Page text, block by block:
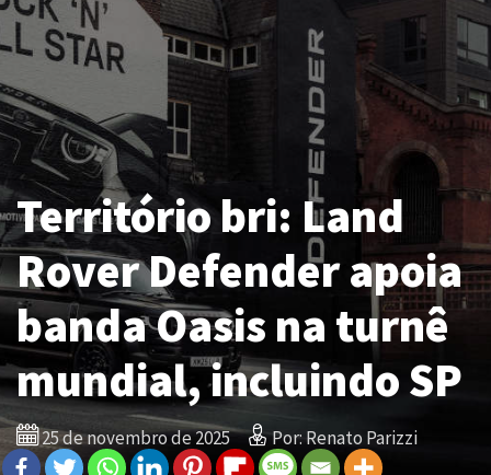
Território bri: Land
Rover Defender apoia
banda Oasis na turnê
mundial, incluindo SP
25 de novembro de 2025 Por: Renato Parizzi